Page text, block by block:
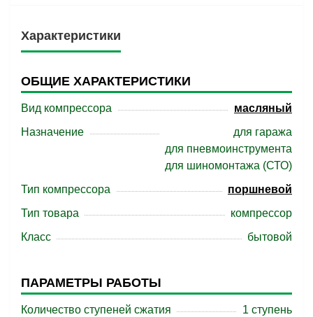
Характеристики
ОБЩИЕ ХАРАКТЕРИСТИКИ
Вид компрессора
масляный
Назначение
для гаража
для пневмоинструмента
для шиномонтажа (СТО)
Тип компрессора
поршневой
Тип товара
компрессор
Класс
бытовой
ПАРАМЕТРЫ РАБОТЫ
Количество ступеней сжатия
1 ступень